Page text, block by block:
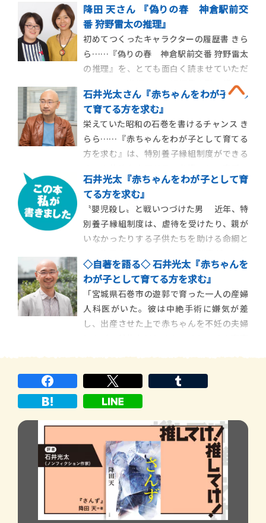
ンであり、我々は根っからのフィクション
作家です。不道徳なこと、不謹慎なことを含
む非現実の出来事を頭の中で想像し、作品
として出力する仕事をしています。とはい
え、作品ごとに
降田 天さん 『偽りの春 神倉駅前交
番 狩野雷太の推理』
初めてつくったキャラクターの履歴書 きら
ら……『偽りの春 神倉駅前交番 狩野雷太
の推理』を、とても面白く読ませていただ
きました。当初から、短編集の形で構想さ
れていたのですか？ 萩野……はい。連作短
編のシリーズを、編集者の方から、ご依頼
いただきました。まず「落とし物」という
テーマをもらい、それで警察も […]
石井光太さん『赤ちゃんをわが子とし
て育てる方を求む』
栄えていた昭和の石巻を書けるチャンス き
らら……『赤ちゃんをわが子として育てる
方を求む』は、特別養子縁組制度ができる
ースの小説です。構想はいつ頃、考えられた
のでしょうか。 石井……２０１１年に東日
本大震災が起きたとき、僕は取材で宮城県
に入っていました。そのとき石 […]
石井光太『赤ちゃんをわが子として育
てる方を求む』
〝嬰児殺し〟と戦いつづけた男 近年、特
別養子縁組制度は、虐待を受けたり、親が
いなかったりする子供たちを助ける命綱と
一九八八年以前は、母親はどんな事情があ
れ、産んだ赤ん坊をすぐに他人の家に特別
養子に出すことができなかったため、人工
妊娠中絶を選ぶしかなかった。し […]
◇自著を語る◇ 石井光太『赤ちゃんを
わが子として育てる方を求む』
「宮城県石巻市の遊郭で育った一人の産婦
人科医がいた。彼は中絶手術に嫌気が差
し、出産させた上で赤ちゃんを不妊の夫婦
だった」 その医師の名が菊田昇だと聞い
たのは、東日本大震災が起きてから少 […]